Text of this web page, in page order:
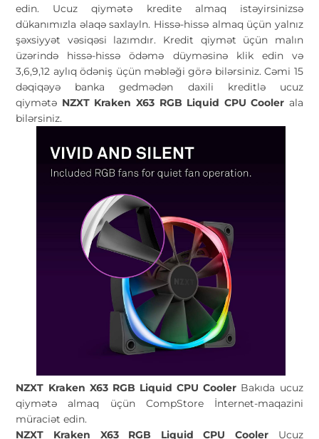
edin. Ucuz qiymətə kredite almaq istəyirsinizsə
dükanımızla əlaqə saxlayln. Hissə-hissə almaq üçün yalnız
şəxsiyyət vəsiqəsi lazımdır. Kredit qiymət üçün malın
üzərində hissə-hissə ödəmə düyməsinə klik edin və
3,6,9,12 aylıq ödəniş üçün məbləği görə bilərsiniz. Cəmi 15
dəqiqəyə banka gedmədən daxili kreditlə ucuz
qiymətə NZXT Kraken X63 RGB Liquid CPU Cooler ala
bilərsiniz.
NZXT Kraken X63 RGB Liquid CPU Cooler Bakıda ucuz
qiymətə almaq üçün CompStore İnternet-maqazini
müraciət edin.
NZXT Kraken X63 RGB Liquid CPU Cooler Ucuz